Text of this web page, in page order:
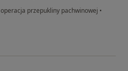
operacja przepukliny pachwinowej •